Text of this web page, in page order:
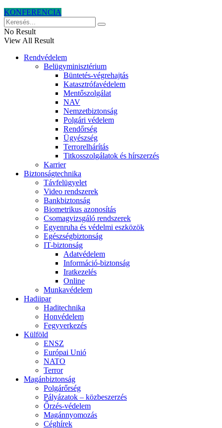
KONFERENCIA
No Result
View All Result
Rendvédelem
Belügyminisztérium
Büntetés-végrehajtás
Katasztrófavédelem
Mentőszolgálat
NAV
Nemzetbiztonság
Polgári védelem
Rendőrség
Ügyészség
Terrorelhárítás
Titkosszolgálatok és hírszerzés
Karrier
Biztonságtechnika
Távfelügyelet
Video rendszerek
Bankbiztonság
Biometrikus azonosítás
Csomagvizsgáló rendszerek
Egyenruha és védelmi eszközök
Egészségbiztonság
IT-biztonság
Adatvédelem
Információ-biztonság
Iratkezelés
Online
Munkavédelem
Hadiipar
Haditechnika
Honvédelem
Fegyverkezés
Külföld
ENSZ
Európai Unió
NATO
Terror
Magánbiztonság
Polgárőrség
Pályázatok – közbeszerzés
Őrzés-védelem
Magánnyomozás
Céghírek